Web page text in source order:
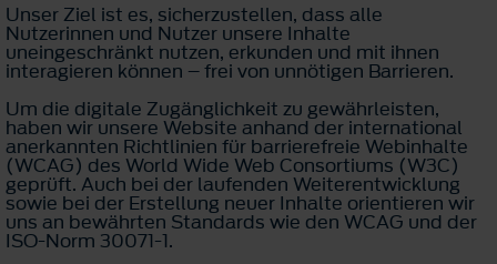
Unser Ziel ist es, sicherzustellen, dass alle
Nutzerinnen und Nutzer unsere Inhalte
uneingeschränkt nutzen, erkunden und mit ihnen
interagieren können – frei von unnötigen Barrieren.
Um die digitale Zugänglichkeit zu gewährleisten,
haben wir unsere Website anhand der international
anerkannten Richtlinien für barrierefreie Webinhalte
(WCAG) des World Wide Web Consortiums (W3C)
geprüft. Auch bei der laufenden Weiterentwicklung
sowie bei der Erstellung neuer Inhalte orientieren wir
uns an bewährten Standards wie den WCAG und der
ISO-Norm 30071-1.